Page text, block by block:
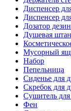
Диспенсер
Диспенсер
Дозатор
Душевая
Мусорный
Набор
Пепельница
Сиденье для
Скребок для
Сушитель
Фен